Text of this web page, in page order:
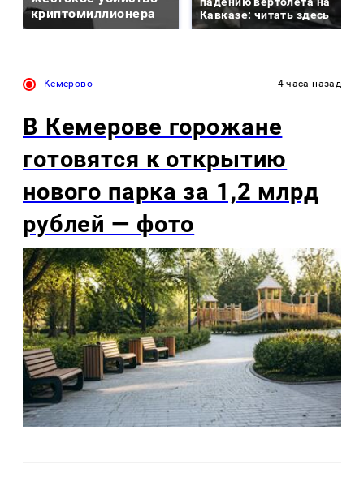
криптомиллионера
Кавказе: читать здесь
Кемерово 4 часа назад
В Кемерове горожане
готовятся к открытию
нового парка за 1,2 млрд
рублей — фото